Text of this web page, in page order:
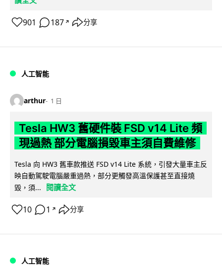
901 187 ↗ 分享
人工智能
arthur 1 日
Tesla HW3 舊硬件裝 FSD v14 Lite 頻
現過熱 部分電腦損毀車主須自費維修
Tesla 向 HW3 舊車款推送 FSD v14 Lite 系統，引發大量車主反
映自動駕駛電腦嚴重過熱，部分更觸發高溫保護甚至直接燒
毀，須...
閱讀全文
10 1 ↗ 分享
人工智能